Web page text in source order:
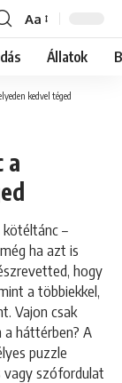
Font
Resizer
Aa
Állatok
kedvel téged
a
–
ha azt is
hogy
a többiekkel,
Vajon csak
a háttérben? A
puzzle
vagy szófordulat